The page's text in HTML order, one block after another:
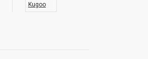
Kugoo